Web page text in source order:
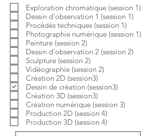
i
r
e
l
i
g
a
t
o
i
r
e
Exploration chromatique (session 1)
Dessin d'observation 1 (session 1)
Procédés techniques (session 1)
Photographie numérique (session 1)
Peinture (session 2)
Dessin d'observation 2 (session 2)
Sculpture (session 2)
Vidéographie (session 2)
Création 2D (session3)
Dessin de création (session3)
Création 3D (session3)
Création numérique (session 3)
Production 2D (session 4)
Production 3D (session 4)